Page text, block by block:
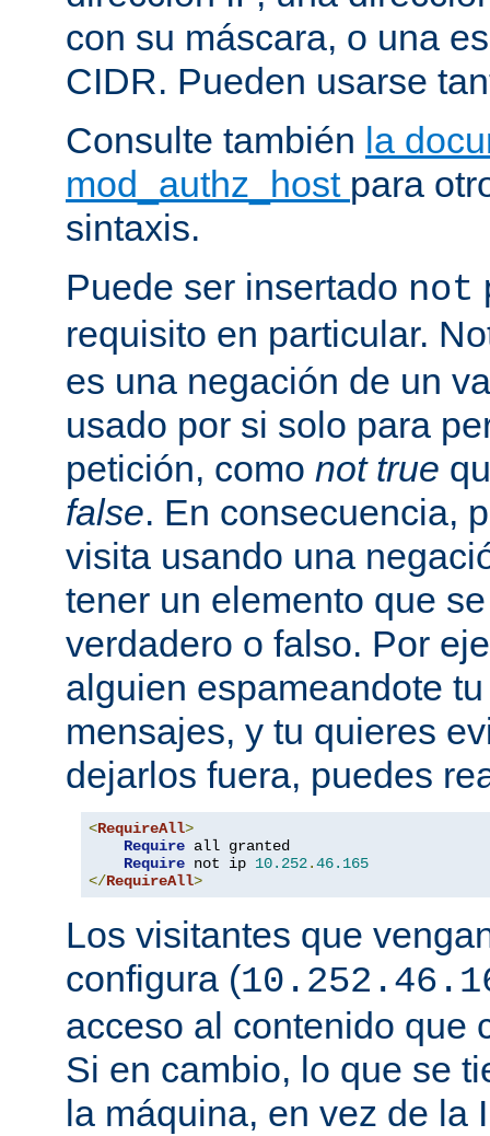
con su máscara, o una
CIDR. Pueden usarse
Consulte también la
mod_authz_host para
sintaxis.
Puede ser insertado not
requisito en particular.
es una negación de un
usado por si solo para
petición, como not true
false. En consecuencia,
visita usando una
tener un elemento que
verdadero o falso. Por
alguien espameandote
mensajes, y tu quieres
dejarlos fuera, puedes
<RequireAll>
Require all granted
Require not ip 10.252.46.165
</RequireAll>
Los visitantes que
configura (
acceso al contenido que
Si en cambio, lo que se
la máquina, en vez de la